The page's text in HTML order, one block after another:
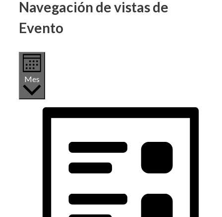
Navegación de vistas de
Evento
Mes